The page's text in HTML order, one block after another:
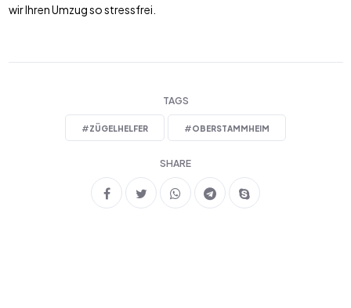
wir Ihren Umzug so stressfrei.
TAGS
#ZÜGELHELFER #OBERSTAMMHEIM
SHARE